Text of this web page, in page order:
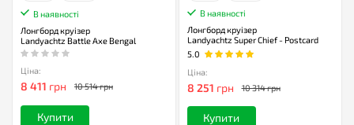
В наявності
Лонгборд круізер
Landyachtz Battle Axe Bengal
Ціна:
8 411 грн 10 514 грн
Купити
В наявності
Лонгборд круізер
Landyachtz Super Chief - Postcard
5.0
Ціна:
8 251 грн 10 314 грн
Купити